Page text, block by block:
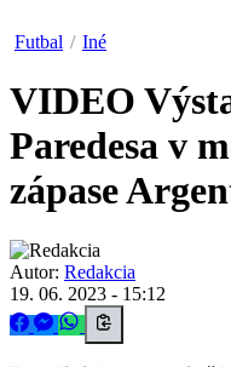
Futbal / Iné
VIDEO
Paredesa v
zápase
Autor: Redakcia
19. 06. 2023 - 15:12